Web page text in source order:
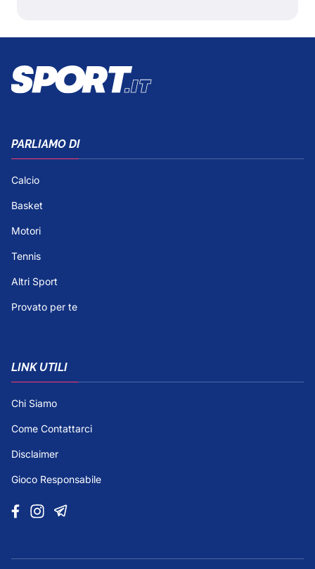
PARLIAMO DI
Calcio
Basket
Motori
Tennis
Altri Sport
Provato per te
LINK UTILI
Chi Siamo
Come Contattarci
Disclaimer
Gioco Responsabile